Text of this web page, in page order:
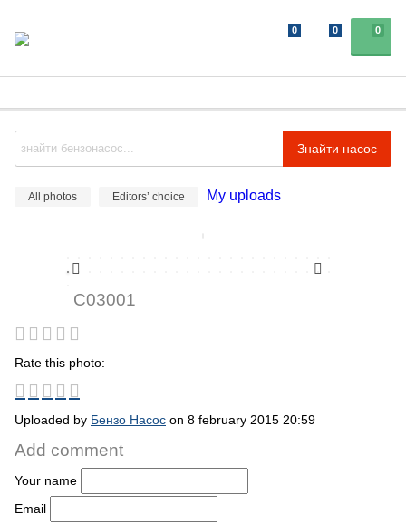
0
0 0
Знайти насос
All photos Editors’ choice My uploads
C03001
Rate this photo:
Uploaded by Бензо Насос on 8 february 2015 20:59
Add comment
Your name
Email